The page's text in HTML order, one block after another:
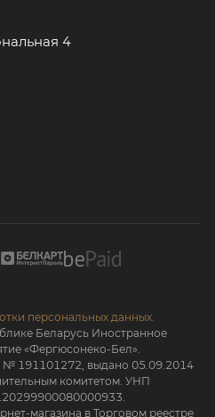
4
персональных данных.
Беларусь Иностранное
«Фергюсонеко-Бел».
№ 191101272, выдано 05.09.2014
комитетом. УНП
магазина в Торговом реестре